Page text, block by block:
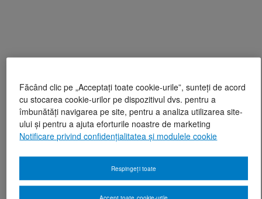
Făcând clic pe „Acceptați toate cookie-urile”, sunteți de acord
cu stocarea cookie-urilor pe dispozitivul dvs. pentru a
îmbunătăți navigarea pe site, pentru a analiza utilizarea site-
ului și pentru a ajuta eforturile noastre de marketing
Notificare privind confidențialitatea și modulele cookie
Respingeți toate
Accept toate cookie-urile